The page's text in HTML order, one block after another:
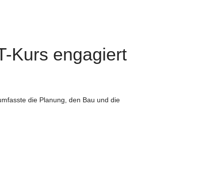
Kurs engagiert
die Planung, den Bau und die